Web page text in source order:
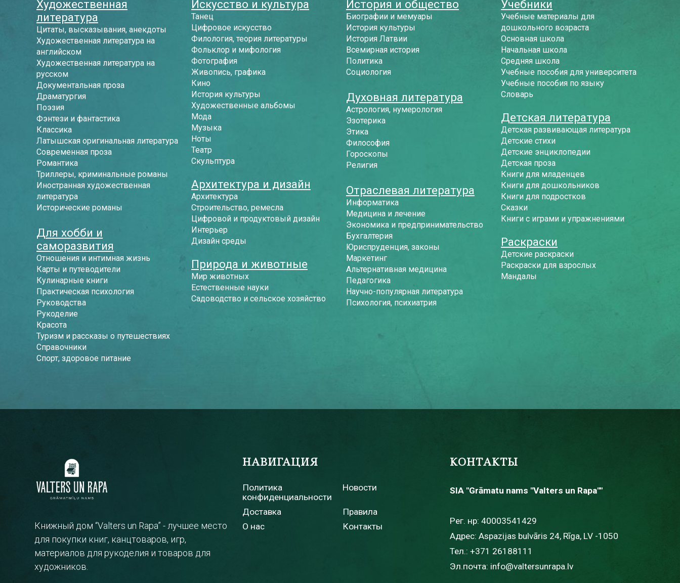
Художественная
литература
Цитаты, высказывания, анекдоты
Художественная литература на
английском
Художественная литература на
русском
Документальная проза
Драматургия
Поэзия
Фэнтези и фантастика
Классика
Латышская оригинальная литература
Современная проза
Романтика
Триллеры, криминальные романы
Иностранная художественная
литература
Исторические романы
Для хобби и
саморазвития
Отношения и интимная жизнь
Карты и путеводители
Кулинарные книги
Практическая психология
Руководства
Рукоделие
Красота
Туризм и рассказы о путешествиях
Справочники
Спорт, здоровое питание
Искусство и культура
Танец
Цифровое искусство
Филология, теория литературы
Фольклор и мифология
Фотография
Живопись, графика
Кино
История культуры
Художественные альбомы
Мода
Музыка
Ноты
Театр
Скульптура
Архитектура и дизайн
Архитектура
Строительство, ремесла
Цифровой и продуктовый дизайн
Интерьер
Дизайн среды
Природа и животные
Мир животных
Естественные науки
Садоводство и сельское хозяйство
История и общество
Биографии и мемуары
История культуры
История Латвии
Всемирная история
Политика
Социология
Духовная литература
Астрология, нумерология
Эзотерика
Этика
Философия
Гороскопы
Религия
Отраслевая литература
Информатика
Медицина и лечение
Экономика и предпринимательство
Бухгалтерия
Юриспруденция, законы
Маркетинг
Альтернативная медицина
Педагогика
Научно-популярная литература
Психология, психиатрия
Учебники
Учебные материалы для
дошкольного возраста
Основная школа
Начальная школа
Средняя школа
Учебные пособия для университета
Учебные пособия по языку
Словарь
Детская литература
Детская развивающая литература
Детские стихи
Детские энциклопедии
Детская проза
Книги для младенцев
Книги для дошкольников
Книги для подростков
Сказки
Книги с играми и упражнениями
Раскраски
Детские раскраски
Раскраски для взрослых
Мандалы
Книжный дом “Valters un Rapa” - лучшее место
для покупки книг, канцтоваров, игр,
материалов для рукоделия и товаров для
художников.
НАВИГАЦИЯ
Политика
конфиденциальности
Новости
Доставка
Правила
О нас
Контакты
КОНТАКТЫ
SIA "Grāmatu nams "Valters un Rapa""
Рег. нр: 40003541429
Адрес: Aspazijas bulvāris 24, Rīga, LV -1050
Тел.:+371 26188111
Эл.почта: info@valtersunrapa.lv